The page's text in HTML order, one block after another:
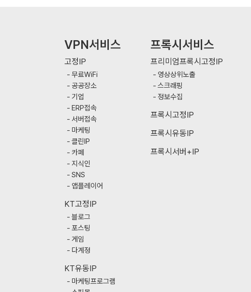
VPN서비스
고정IP
무료WiFi
공공장소
기업
ERP접속
서버접속
마케팅
클린IP
카페
지식인
SNS
앱플레이어
KT고정IP
블로그
포스팅
게임
다계정
KT유동IP
마케팅프로그램
프록시서비스
프리미엄프록시고정IP
영상상위노출
스크래핑
정보수집
프록시고정IP
프록시유동IP
프록시서버+IP